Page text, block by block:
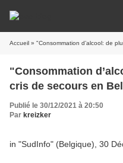
Accueil » "Consommation d’alcool: de
"Consommation
cris de secours en
Publié le 30/12/2021 à 20:50
Par kreizker
in "SudInfo" (Belgique), 30